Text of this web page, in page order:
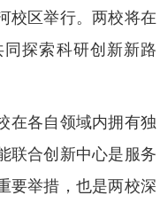
校区举行。两校将在
探索科研创新新路
在各自领域内拥有独
联合创新中心是服务
要举措，也是两校深